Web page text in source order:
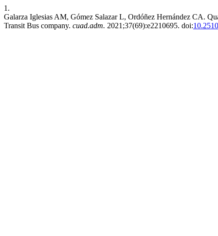
1.
Galarza Iglesias AM, Gómez Salazar L, Ordóñez Hernández CA.
Transit Bus company. cuad.adm. 2021;37(69):e2210695. doi: